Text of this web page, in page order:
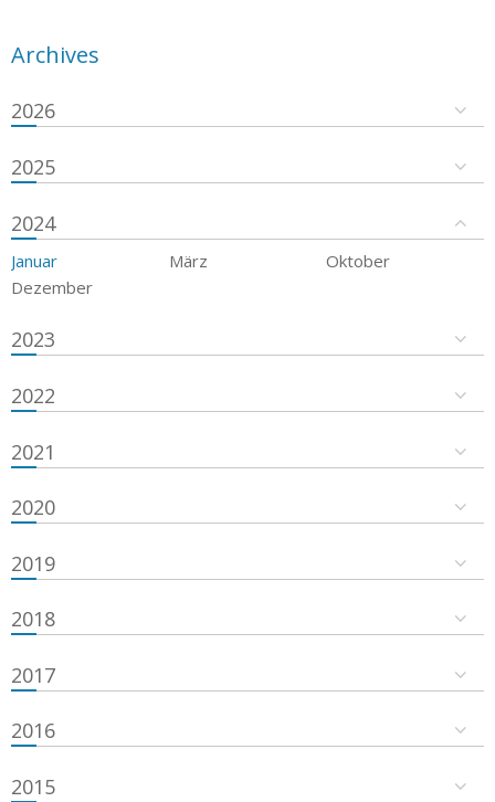
Archives
2026
2025
2024
Januar März
Oktober
Dezember
2023
2022
2021
2020
2019
2018
2017
2016
2015